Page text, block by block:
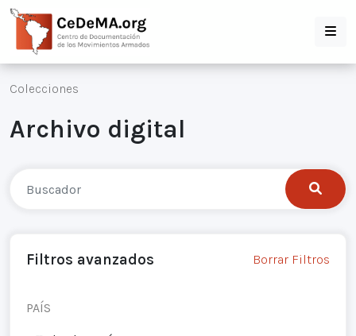
Colecciones
Archivo digital
Filtros avanzados Borrar Filtros
PAÍS